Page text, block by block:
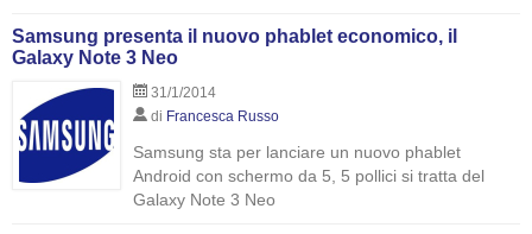
Samsung presenta il nuovo phablet economico, il
Galaxy Note 3 Neo
31/1/2014
di Francesca Russo
Samsung sta per lanciare un nuovo phablet
Android con schermo da 5, 5 pollici si tratta del
Galaxy Note 3 Neo